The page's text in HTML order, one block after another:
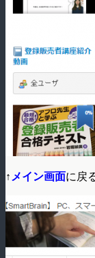
↑メイン画面に戻